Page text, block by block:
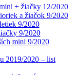
+ žiačky 12/2020
a žiačok 9/2020
9/2020
9/2020
mini 9/2020
2019/2020 – list